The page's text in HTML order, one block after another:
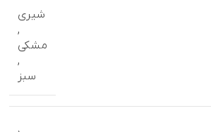
شیری
,
مشکی
,
سبز